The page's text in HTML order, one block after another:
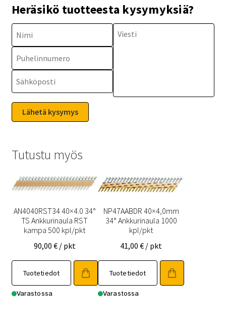
Heräsikö tuotteesta kysymyksiä?
Tutustu myös
AN4040RST34 40×4.0 34°
TS Ankkurinaula RST
kampa 500 kpl/pkt
90,00 € / pkt
Tuotetiedot
Varastossa
NP47AABDR 40×4,0mm
34° Ankkurinaula 1000
kpl/pkt
41,00€ / pkt
Tuotetiedot
Varastossa